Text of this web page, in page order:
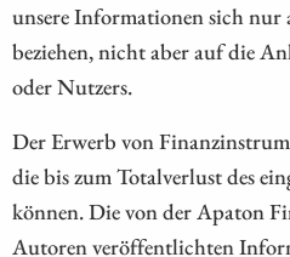
unsere Informationen sich nur
beziehen, nicht aber auf die
oder Nutzers.
Der Erwerb von
die bis zum Totalverlust des
können. Die von der Apaton
Autoren veröffentlichten